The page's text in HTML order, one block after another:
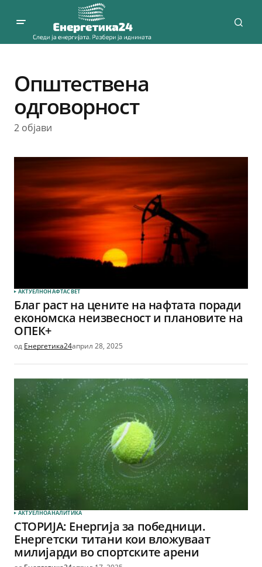
Општествена
одговорност
2 објави
АКТУЕЛНОНАФТАСВЕТ
Благ раст на цените на нафтата поради
економска неизвесност и плановите на
ОПЕК+
од Енергетика24април 28, 2025
АКТУЕЛНОАНАЛИТИКА
СТОРИЈА: Енергија за победници.
Eнергетски титани кои вложуваат
милијарди во спортските арени